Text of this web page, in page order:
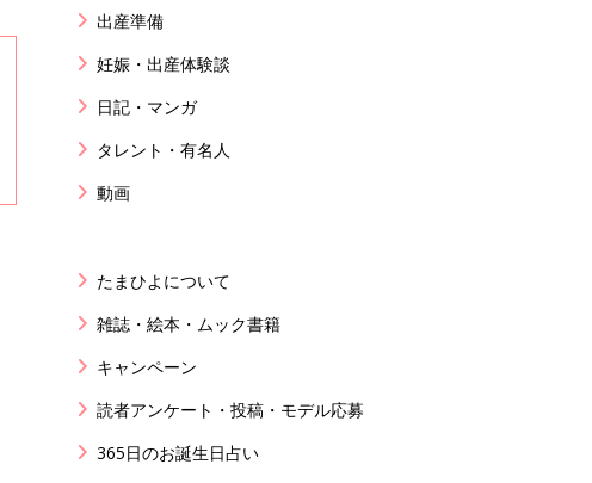
出産準備
妊娠・出産体験談
日記・マンガ
タレント・有名人
動画
たまひよについて
雑誌・絵本・ムック書籍
キャンペーン
読者アンケート・投稿・モデル応募
365日のお誕生日占い